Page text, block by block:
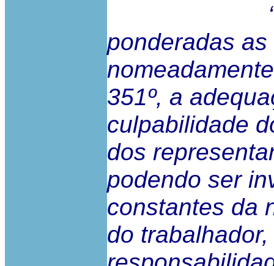
“4 – Na
ponderadas
351º, a
culpabilidade
dos
podendo ser
constantes da
do